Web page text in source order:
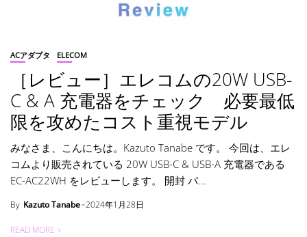
ACアダプタ ELECOM
［レビュー］エレコムの20W USB-
C & A 充電器をチェック 必要最低
限を攻めたコスト重視モデル
みなさま、こんにちは。Kazuto Tanabe です。 今回は、エレ
コムより販売されている 20W USB-C & USB-A 充電器である
EC-AC22WH をレビューします。 開封 パ...
By Kazuto Tanabe 2024年1月28日
READ MORE